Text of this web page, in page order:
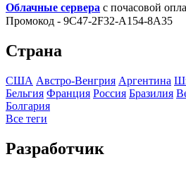
Облачные сервера с почасовой
Промокод - 9C47-2F32-A154-8A35
Страна
США Австро-Венгрия Аргентина
Бельгия Франция Росcия Бразилия
Болгария
Все теги
Разработчик